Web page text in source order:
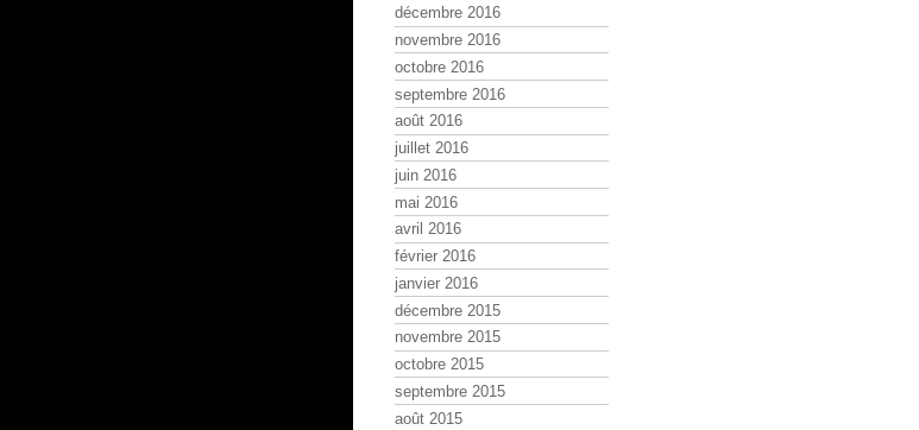
décembre 2016
novembre 2016
octobre 2016
septembre 2016
août 2016
juillet 2016
juin 2016
mai 2016
avril 2016
février 2016
janvier 2016
décembre 2015
novembre 2015
octobre 2015
septembre 2015
août 2015